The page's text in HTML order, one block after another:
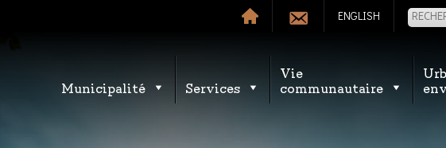
ENGLISH
Municipalité Services
Vie
communautaire